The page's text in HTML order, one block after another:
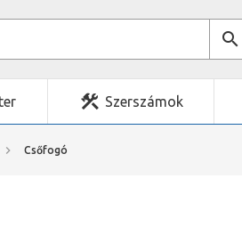
Szerszámok
Csőfogó